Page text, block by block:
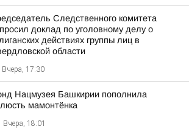
Следственного комитета
доклад по уголовному делу о
действиях группы лиц в
области
Вчера, 17:30
Нацмузея Башкирии пополнила
мамонтёнка
Вчера, 18:01